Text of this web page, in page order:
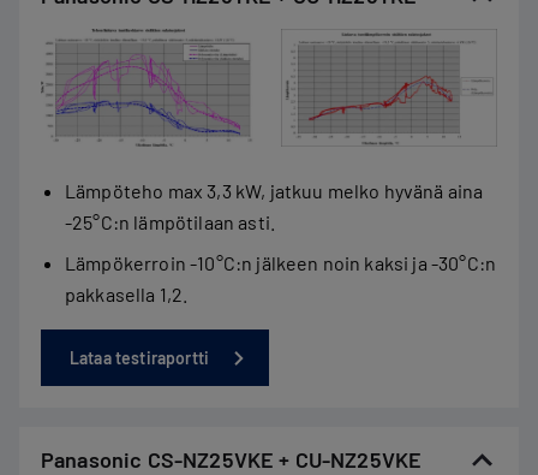
Lämpöteho max 3,3 kW, jatkuu melko hyvänä aina
-25°C:n lämpötilaan asti.
Lämpökerroin -10°C:n jälkeen noin kaksi ja -30°C:n
pakkasella 1,2.
Lataa testiraportti
Panasonic CS-NZ25VKE + CU-NZ25VKE